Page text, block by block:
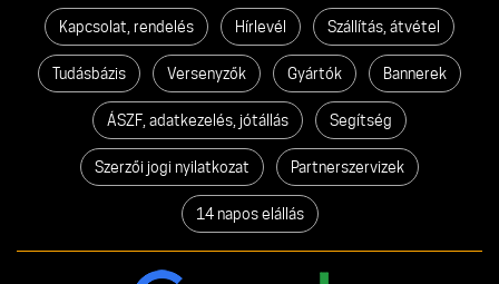
Kapcsolat, rendelés Hírlevél Szállítás, átvétel
Tudásbázis Versenyzők Gyártók Bannerek
ÁSZF, adatkezelés, jótállás Segítség
Szerzői jogi nyilatkozat Partnerszervizek
14 napos elállás